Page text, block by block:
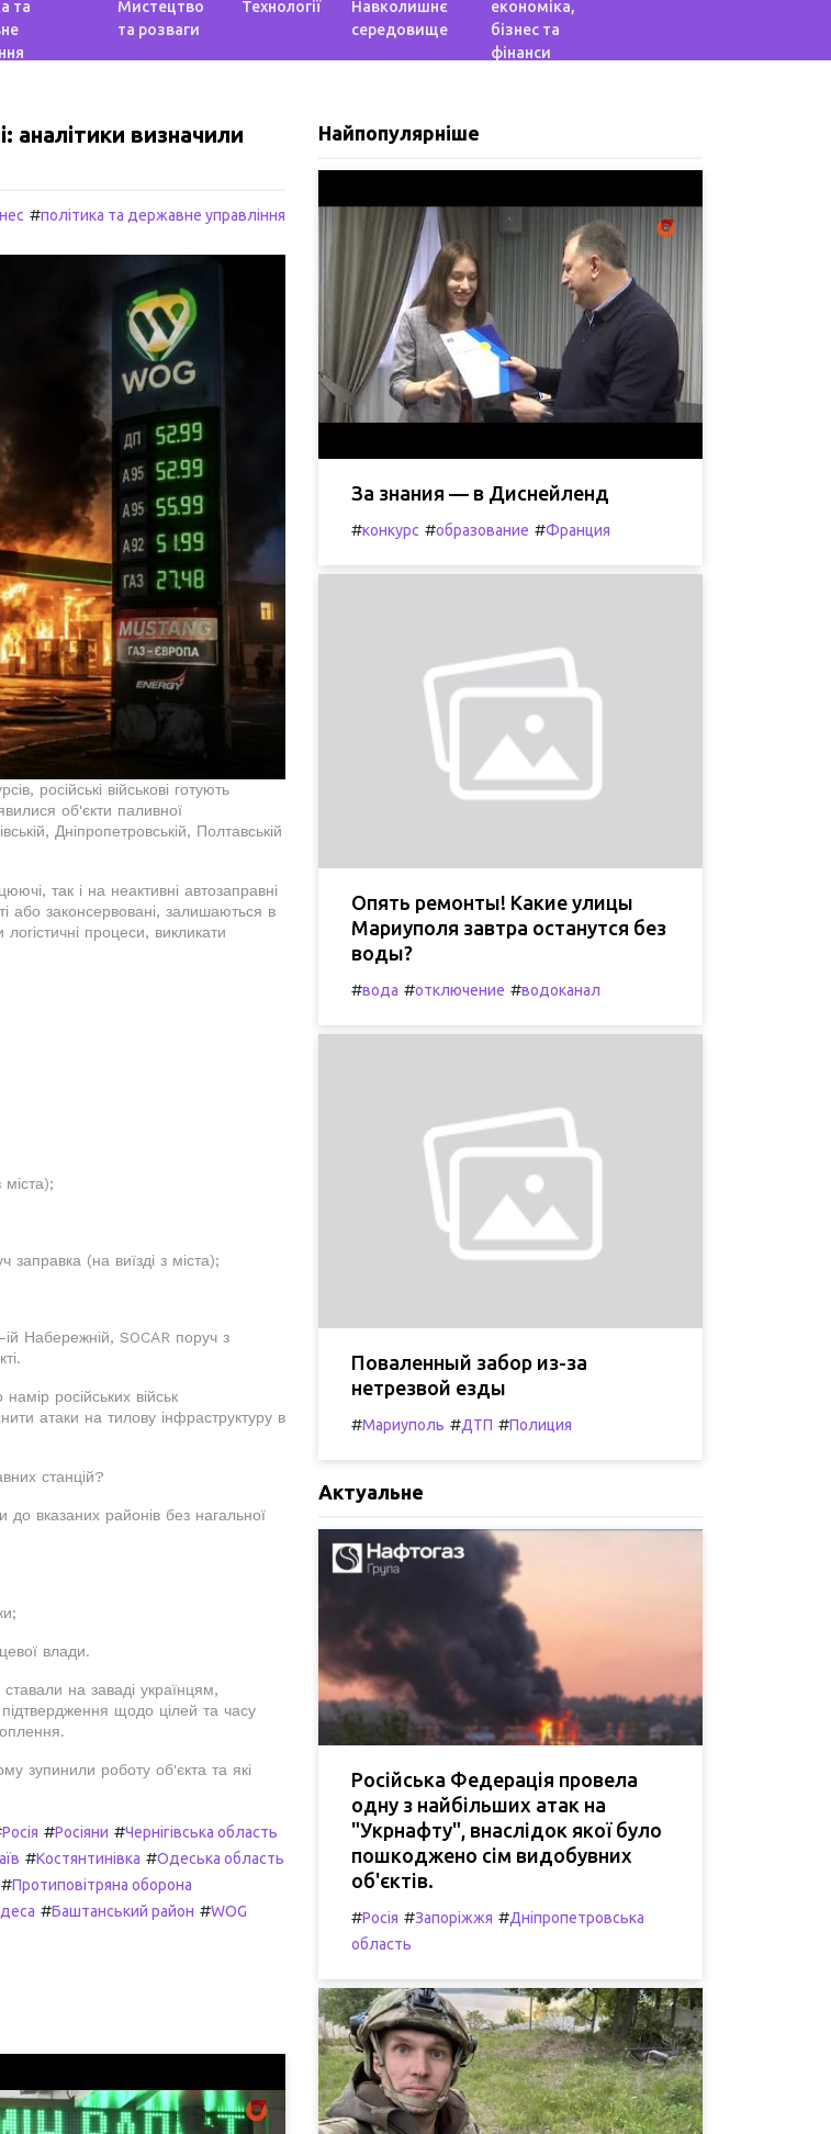
та
Мистецтво
та розваги
Технології
Навколишнє
середовище
економіка,
бізнес та
фінанси
аналітики визначили
#політика та державне управління
російські військові готують
об'єкти паливної
Дніпропетровській, Полтавській
так і на неактивні автозаправні
або законсервовані, залишаються в
процеси, викликати
(на виїзді з міста);
Набережній, SOCAR поруч з
російських військ
атаки на тилову інфраструктуру в
станцій?
до вказаних районів без нагальної
влади.
ставали на заваді українцям,
щодо цілей та часу
зупинили роботу об'єкта та які
Росія #Росіяни #Чернігівська область
#Костянтинівка #Одеська область
#Протиповітряна оборона
#Баштанський район #WOG
Найпопулярніше
За знания — в Диснейленд
#конкурс #образование #Франция
Опять ремонты! Какие улицы
Мариуполя завтра останутся без
воды?
#вода #отключение #водоканал
Поваленный забор из-за
нетрезвой езды
#Мариуполь #ДТП #Полиция
Актуальне
Російська Федерація провела
одну з найбільших атак на
"Укрнафту", внаслідок якої було
пошкоджено сім видобувних
об'єктів.
#Росія #Запоріжжя #Дніпропетровська
область